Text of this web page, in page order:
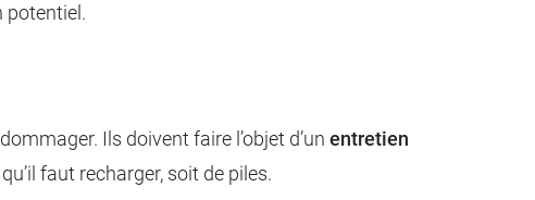
potentiel.
Ils doivent faire l’objet d’un entretien
faut recharger, soit de piles.